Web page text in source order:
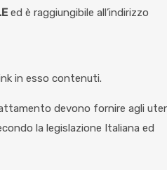
ed è raggiungibile all’indirizzo
in esso contenuti.
devono fornire agli
la legislazione Italiana ed